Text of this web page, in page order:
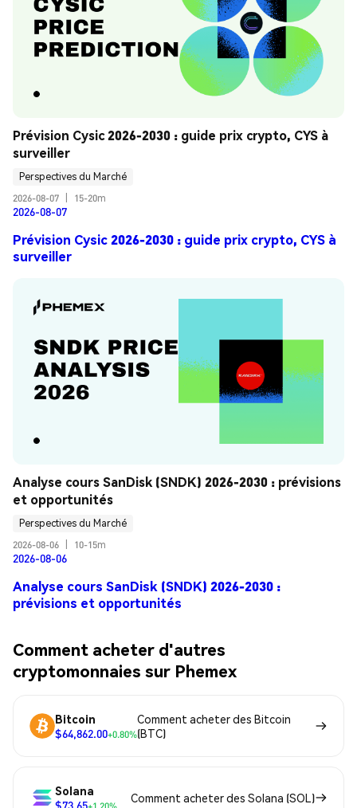
Prévision Cysic 2026-2030 : guide prix crypto, CYS à
surveiller
Perspectives du Marché
2026-08-07
15-20m
2026-08-07
Prévision Cysic 2026-2030 : guide prix crypto, CYS à
surveiller
Analyse cours SanDisk (SNDK) 2026-2030 : prévisions
et opportunités
Perspectives du Marché
2026-08-06
10-15m
2026-08-06
Analyse cours SanDisk (SNDK) 2026-2030 :
prévisions et opportunités
Comment acheter d'autres
cryptomonnaies sur Phemex
Bitcoin
$64,862.00+0.80%
Comment acheter des Bitcoin
(BTC)
Solana
$73.65
Comment acheter des Solana (SOL)